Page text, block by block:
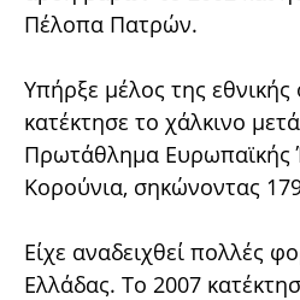
Πέλοπα Πατρών.
Υπήρξε μέλος της
κατέκτησε το χάλκινο
Πρωτάθλημα Ευρωπαϊκής
Κορούνια, σηκώνοντας
Είχε αναδειχθεί πολλές
Ελλάδας. Το 2007